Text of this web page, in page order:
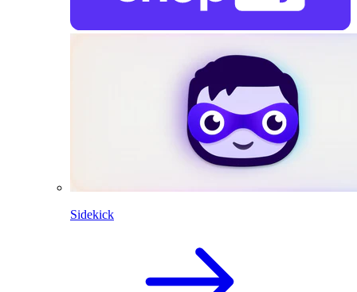
Sidekick